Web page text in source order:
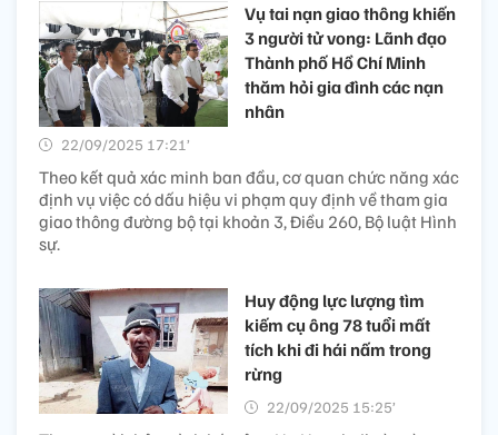
Vụ tai nạn giao thông khiến
3 người tử vong: Lãnh đạo
Thành phố Hồ Chí Minh
thăm hỏi gia đình các nạn
nhân
22/09/2025 17:21’
Theo kết quả xác minh ban đầu, cơ quan chức năng xác
định vụ việc có dấu hiệu vi phạm quy định về tham gia
giao thông đường bộ tại khoản 3, Điều 260, Bộ luật Hình
sự.
Huy động lực lượng tìm
kiếm cụ ông 78 tuổi mất
tích khi đi hái nấm trong
rừng
22/09/2025 15:25’